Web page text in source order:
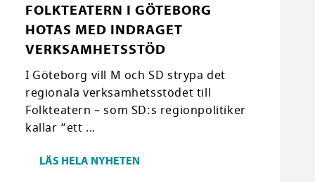
FOLKTEATERN I GÖTEBORG
HOTAS MED INDRAGET
VERKSAMHETSSTÖD
I Göteborg vill M och SD strypa det
regionala verksamhetsstödet till
Folkteatern – som SD:s regionpolitiker
kallar ”ett ...
LÄS HELA NYHETEN